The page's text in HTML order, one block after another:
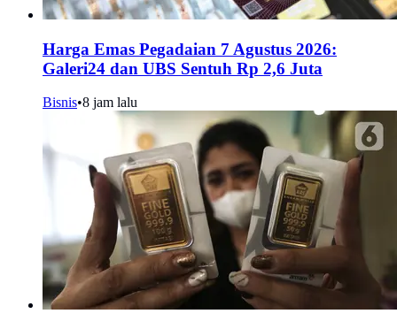
Harga Emas Pegadaian 7 Agustus 2026:
Galeri24 dan UBS Sentuh Rp 2,6 Juta
Bisnis•8 jam lalu